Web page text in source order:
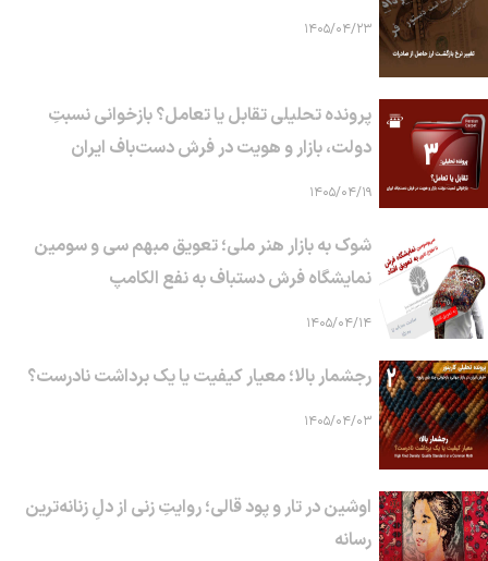
۱۴۰۵/۰۴/۲۳
پرونده تحلیلی تقابل یا تعامل؟ بازخوانی نسبتِ
دولت، بازار و هویت در فرش دست‌باف ایران
۱۴۰۵/۰۴/۱۹
شوک به بازار هنر ملی؛ تعویق مبهم سی و سومین
نمایشگاه فرش دستباف به نفع الکامپ
۱۴۰۵/۰۴/۱۴
رجشمار بالا؛ معیار کیفیت یا یک برداشت نادرست؟
۱۴۰۵/۰۴/۰۳
اوشین در تار و پود قالی؛ روایتِ زنی از دلِ زنانه‌ترین
رسانه